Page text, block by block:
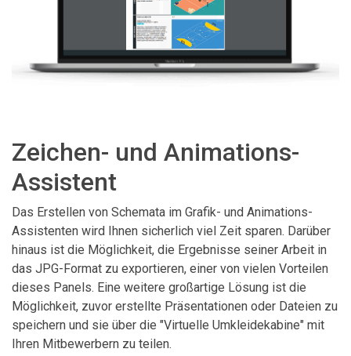
Zeichen- und Animations-
Assistent
Das Erstellen von Schemata im Grafik- und Animations-
Assistenten wird Ihnen sicherlich viel Zeit sparen. Darüber
hinaus ist die Möglichkeit, die Ergebnisse seiner Arbeit in
das JPG-Format zu exportieren, einer von vielen Vorteilen
dieses Panels. Eine weitere großartige Lösung ist die
Möglichkeit, zuvor erstellte Präsentationen oder Dateien zu
speichern und sie über die "Virtuelle Umkleidekabine" mit
Ihren Mitbewerbern zu teilen.